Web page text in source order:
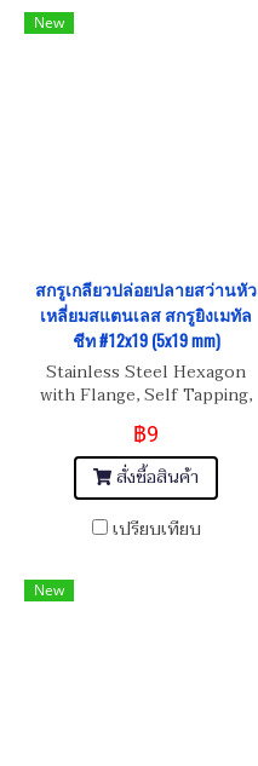
New
สกรูเกลียวปล่อยปลายสว่านหัว
เหลี่ยมสแตนเลส สกรูยิงเมทัล
ชีท #12x19 (5x19 mm)
Stainless Steel Hexagon
with Flange, Self Tapping,
Metal Sheet Screw #12x19 (
5x19 mm)
฿9
สั่งซื้อสินค้า
เปรียบเทียบ
New